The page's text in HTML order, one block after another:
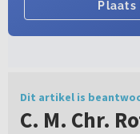
Dit artikel is
C. M. Chr.